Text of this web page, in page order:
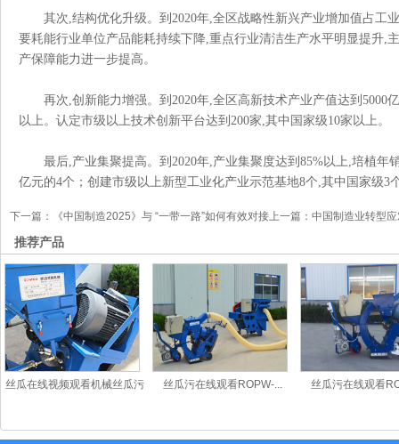
其次,结构优化升级。到2020年,全区战略性新兴产业增加值占工业
要耗能行业单位产品能耗持续下降,重点行业清洁生产水平明显提升,
产保障能力进一步提高。
再次,创新能力增强。到2020年,全区高新技术产业产值达到
以上。认定市级以上技术创新平台达到200家,其中国家级10家以上
最后,产业集聚提高。到2020年,产业集聚度达到85%以上,培植
亿元的4个；创建市级以上新型工业化产业示范基地8个,其中国家级3
下一篇： 《中国制造2025》与 “一带一路”如何有效对接上一篇： 中国制造业转型
推荐产品
丝瓜在线视频观看机械丝瓜污
丝瓜污在线观看ROPW-... 丝瓜污在线观看